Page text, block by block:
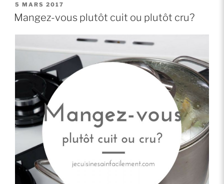
au
de
votre
vie! »
PUBLIÉ
LE
5 MARS 2017
Mangez-vous plutôt cuit ou plutôt cru?